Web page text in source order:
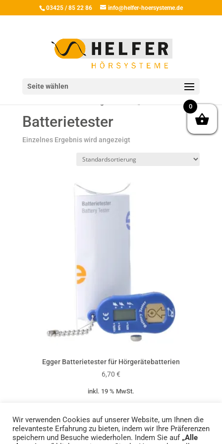
03425 / 85 22 86 info@helfer-hoersysteme.de
Seite wählen
/ Produkte verschlagwortet mit „Batterietester“
Batterietester
Einzelnes Ergebnis wird angezeigt
Egger Batterietester für Hörgerätebatterien
6,70 €
inkl. 19 % MwSt.
Wir verwenden Cookies auf unserer Website, um Ihnen die
relevanteste Erfahrung zu bieten, indem wir Ihre Präferenzen
speichern und Besuche wiederholen. Indem Sie auf „Alle
0